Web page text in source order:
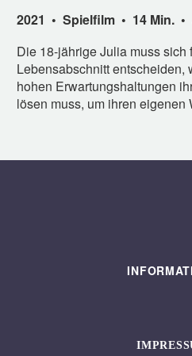
2021 • Spielfilm • 14 Min.
Die 18-jährige Julia muss sich
Lebensabschnitt entscheiden,
hohen Erwartungshaltungen
lösen muss, um ihren eigenen